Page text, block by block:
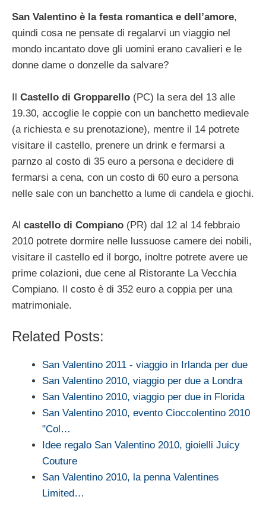
San Valentino è la festa romantica e dell’amore,
quindi cosa ne pensate di regalarvi un viaggio nel
mondo incantato dove gli uomini erano cavalieri e le
donne dame o donzelle da salvare?
Castello di Gropparello (PC) la sera del 13 alle
19.30, accoglie le coppie con un banchetto medievale
(a richiesta e su prenotazione), mentre il 14 potrete
visitare il castello, prenere un drink e fermarsi a
parnzo al costo di 35 euro a persona e decidere di
fermarsi a cena, con un costo di 60 euro a persona
nelle sale con un banchetto a lume di candela e giochi.
Al castello di Compiano (PR) dal 12 al 14 febbraio
2010 potrete dormire nelle lussuose camere dei nobili,
visitare il castello ed il borgo, inoltre potrete avere ue
prime colazioni, due cene al Ristorante La Vecchia
Compiano. Il costo è di 352 euro a coppia per una
matrimoniale.
Related Posts:
San Valentino 2011 - viaggio in Irlanda per due
San Valentino 2010, viaggio per due a Londra
San Valentino 2010, viaggio per due in Florida
San Valentino 2010, evento Cioccolentino 2010
"Col…
Idee regalo San Valentino 2010, gioielli Juicy
Couture
San Valentino 2010, la penna Valentines
Limited…